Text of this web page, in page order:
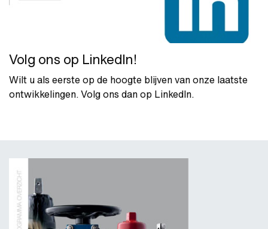
Volg ons op LinkedIn!
Wilt u als eerste op de hoogte blijven van onze laatste
ontwikkelingen. Volg ons dan op LinkedIn.